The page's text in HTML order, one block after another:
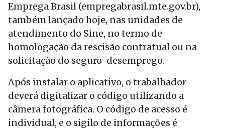
Emprega Brasil (empregabrasil.mte.gov.br),
também lançado hoje, nas unidades de
atendimento do Sine, no termo de
homologação da rescisão contratual ou na
solicitação do seguro-desemprego.
Após instalar o aplicativo, o trabalhador
deverá digitalizar o código utilizando a
câmera fotográfica. O código de acesso é
individual, e o sigilo de informações é